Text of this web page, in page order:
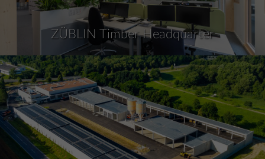
ZÜBLIN Timber Headquarter